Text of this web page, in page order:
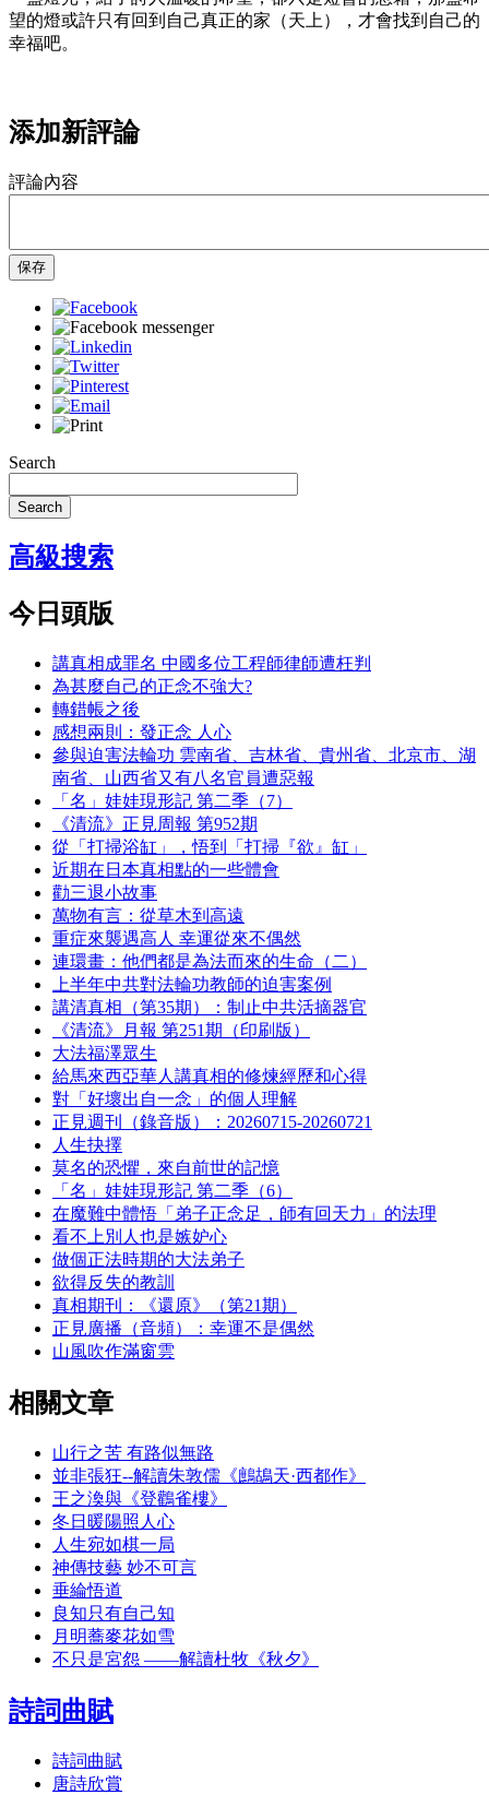
望的燈或許只有回到自己真正的家（天上），才會找到自己的
幸福吧。
添加新評論
評論內容
保存
Search
Search
高級搜索
今日頭版
講真相成罪名 中國多位工程師律師遭枉判
為甚麼自己的正念不強大?
轉錯帳之後
感想兩則：發正念 人心
參與迫害法輪功 雲南省、吉林省、貴州省、北京市、湖
南省、山西省又有八名官員遭惡報
「名」娃娃現形記 第二季（7）
《清流》正見周報 第952期
從「打掃浴缸」，悟到「打掃『欲』缸」
近期在日本真相點的一些體會
勸三退小故事
萬物有言：從草木到高遠
重症來襲遇高人 幸運從來不偶然
連環畫：他們都是為法而來的生命（二）
上半年中共對法輪功教師的迫害案例
講清真相（第35期）：制止中共活摘器官
《清流》月報 第251期（印刷版）
大法福澤眾生
給馬來西亞華人講真相的修煉經歷和心得
對「好壞出自一念」的個人理解
正見週刊（錄音版）：20260715-20260721
人生抉擇
莫名的恐懼，來自前世的記憶
「名」娃娃現形記 第二季（6）
在魔難中體悟「弟子正念足，師有回天力」的法理
看不上別人也是嫉妒心
做個正法時期的大法弟子
欲得反失的教訓
真相期刊：《還原》（第21期）
正見廣播（音頻）：幸運不是偶然
山風吹作滿窗雲
相關文章
山行之苦 有路似無路
並非張狂--解讀朱敦儒《鷓鴣天·西都作》
王之渙與《登鸛雀樓》
冬日暖陽照人心
人生宛如棋一局
神傳技藝 妙不可言
垂綸悟道
良知只有自己知
月明蕎麥花如雪
不只是宮怨 ——解讀杜牧《秋夕》
詩詞曲賦
詩詞曲賦
唐詩欣賞